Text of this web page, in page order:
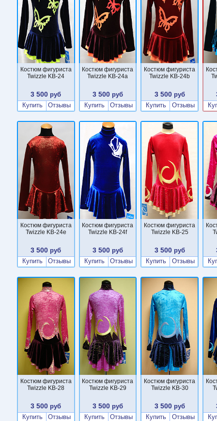
Костюм фигуриста
Twizzle KB-24
3 500 руб
Купить
Отзывы
Костюм фигуриста
Twizzle KB-24a
3 500 руб
Купить
Отзывы
Костюм фигуриста
Twizzle KB-24b
3 500руб
Купить
Отзывы
Костюм фигуриста
Twizzle KB-24e
3 500 руб
Купить
Отзывы
Костюм фигуриста
Twizzle KB-24f
3 500 руб
Купить
Отзывы
Костюм фигуриста
Twizzle KB-25
3 500руб
Купить
Отзывы
Костюм фигуриста
Twizzle KB-28
3 500 руб
Купить
Отзывы
Костюм фигуриста
Twizzle KB-29
3 500 руб
Купить
Отзывы
Костюм фигуриста
Twizzle KB-30
3 500руб
Купить
Отзывы